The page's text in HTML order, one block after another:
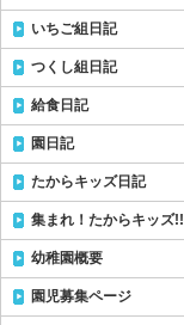
いちご組日記
つくし組日記
給食日記
園日記
たからキッズ日記
集まれ！たからキッズ!!
幼稚園概要
園児募集ページ